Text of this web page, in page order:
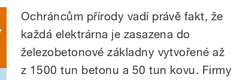
Ochráncům přírody vadí právě fakt, že
každá elektrárna je zasazena do
železobetonové základny vytvořené až
z 1500 tun betonu a 50 tun kovu. Firmy